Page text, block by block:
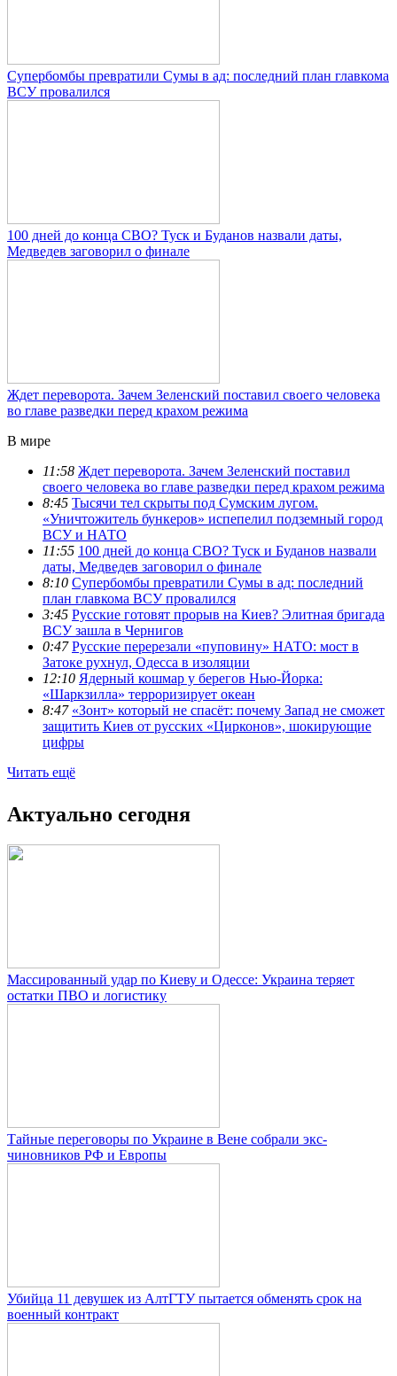
Супербомбы превратили Сумы в ад: последний план главкома
ВСУ провалился
100 дней до конца СВО? Туск и Буданов назвали даты,
Медведев заговорил о финале
Ждет переворота. Зачем Зеленский поставил своего человека
во главе разведки перед крахом режима
В мире
11:58 Ждет переворота. Зачем Зеленский поставил
своего человека во главе разведки перед крахом режима
8:45 Тысячи тел скрыты под Сумским лугом.
«Уничтожитель бункеров» испепелил подземный город
ВСУ и НАТО
11:55 100 дней до конца СВО? Туск и Буданов назвали
даты, Медведев заговорил о финале
8:10 Супербомбы превратили Сумы в ад: последний
план главкома ВСУ провалился
3:45 Русские готовят прорыв на Киев? Элитная бригада
ВСУ зашла в Чернигов
0:47 Русские перерезали «пуповину» НАТО: мост в
Затоке рухнул, Одесса в изоляции
12:10 Ядерный кошмар у берегов Нью-Йорка:
«Шаркзилла» терроризирует океан
8:47 «Зонт» который не спасёт: почему Запад не сможет
защитить Киев от русских «Цирконов», шокирующие
цифры
Читать ещё
Актуально сегодня
Массированный удар по Киеву и Одессе: Украина теряет
остатки ПВО и логистику
Тайные переговоры по Украине в Вене собрали экс-
чиновников РФ и Европы
Убийца 11 девушек из АлтГТУ пытается обменять срок на
военный контракт